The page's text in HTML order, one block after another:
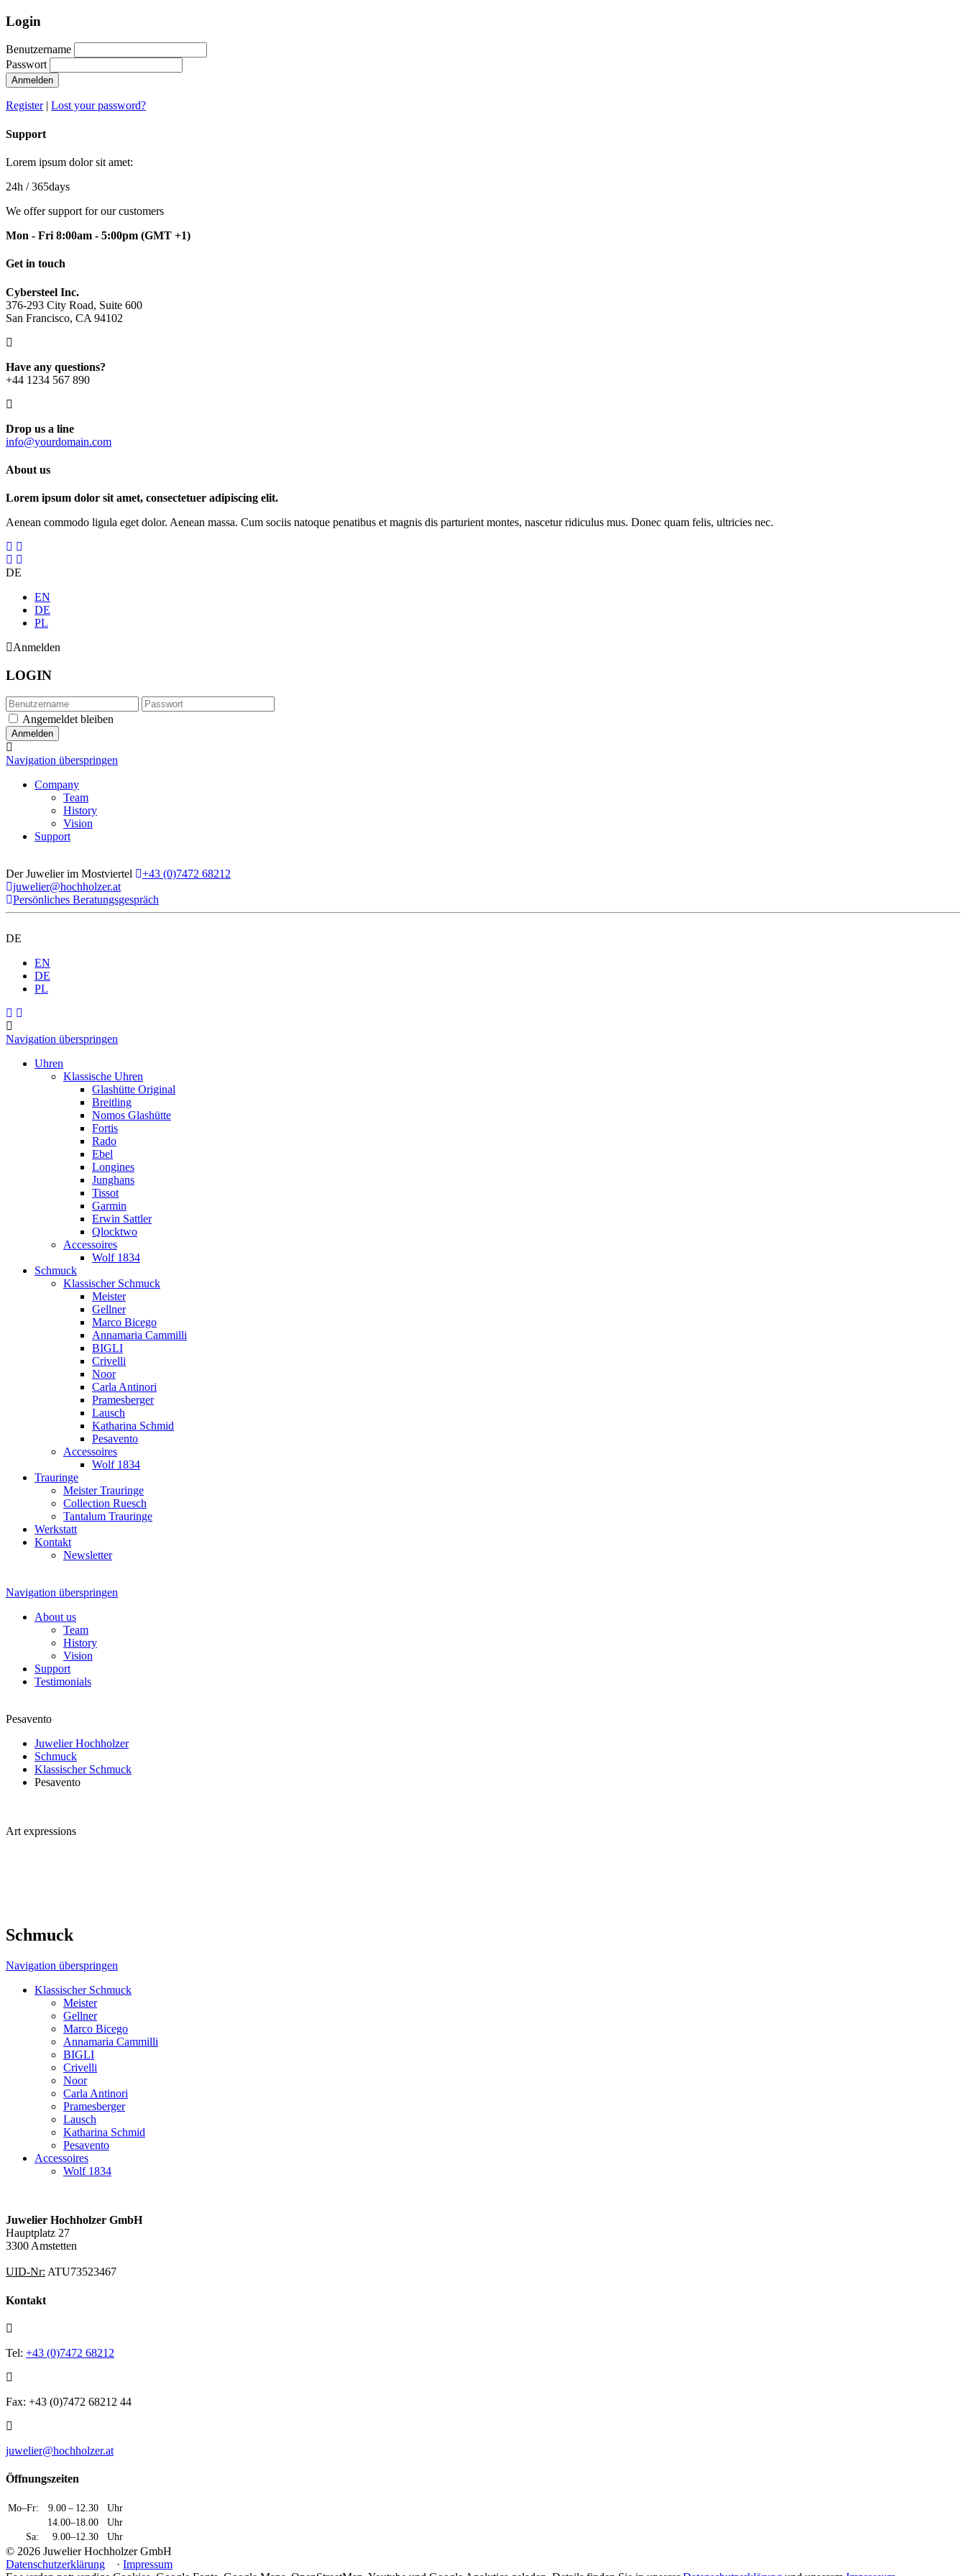
Login
Benutzername
Passwort
Anmelden
Register| Lost your password?
Support
Lorem ipsum dolor sit amet:
24h / 365days
We offer support for our customers
Mon - Fri 8:00am - 5:00pm (GMT +1)
Get in touch
Cybersteel Inc.
376-293 City Road, Suite 600
San Francisco, CA 94102
Have any questions?
+44 1234 567 890
Drop us a line
info@yourdomain.com
About us
Lorem ipsum dolor sit amet, consectetuer adipiscing elit.
Aenean commodo ligula eget dolor. Aenean massa. Cum sociis natoque penatibus et magnis dis parturient montes, nascetur ridiculus mus. Donec quam felis, ultricies nec.
DE
EN
DE
PL
Anmelden
LOGIN
Angemeldet bleiben
Navigation überspringen
Company
Team
History
Vision
Support
Der Juwelier im Mostviertel
+43 (0)7472 68212
juwelier@hochholzer.at
Persönliches Beratungsgespräch
DE
EN
DE
PL
Navigation überspringen
Uhren
Klassische Uhren
Glashütte Original
Breitling
Nomos Glashütte
Fortis
Rado
Ebel
Longines
Junghans
Tissot
Garmin
Erwin Sattler
Qlocktwo
Accessoires
Wolf 1834
Schmuck
Klassischer Schmuck
Meister
Gellner
Marco Bicego
Annamaria Cammilli
BIGLI
Crivelli
Noor
Carla Antinori
Pramesberger
Lausch
Katharina Schmid
Pesavento
Accessoires
Wolf 1834
Trauringe
Meister Trauringe
Collection Ruesch
Tantalum Trauringe
Werkstatt
Kontakt
Newsletter
Navigation überspringen
About us
Team
History
Vision
Support
Testimonials
Pesavento
Juwelier Hochholzer
Schmuck
Klassischer Schmuck
Pesavento
Art expressions
Schmuck
Navigation überspringen
Klassischer Schmuck
Meister
Gellner
Marco Bicego
Annamaria Cammilli
BIGLI
Crivelli
Noor
Carla Antinori
Pramesberger
Lausch
Katharina Schmid
Pesavento
Accessoires
Wolf 1834
Juwelier Hochholzer GmbH
Hauptplatz 27
3300 Amstetten
UID-Nr: ATU73523467
Kontakt
Tel: +43 (0)7472 68212
Fax: +43 (0)7472 68212 44
juwelier@hochholzer.at
Öffnungszeiten
Mo–Fr: 9.00 – 12.30
Uhr
14.00–18.00
Uhr
Sa:
9.00–12.30 Uhr
© 2026 Juwelier Hochholzer GmbH
Datenschutzerklärung · Impressum